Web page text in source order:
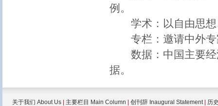
例。
学术：以自由思想
专栏：邀请中外专
数据：中国主要经
据。
关于我们 About Us 主要栏目 Main Column 创刊辞 Inaugural Statement| 历